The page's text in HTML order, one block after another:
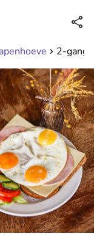
jusqu'à 23:00 heures
2-